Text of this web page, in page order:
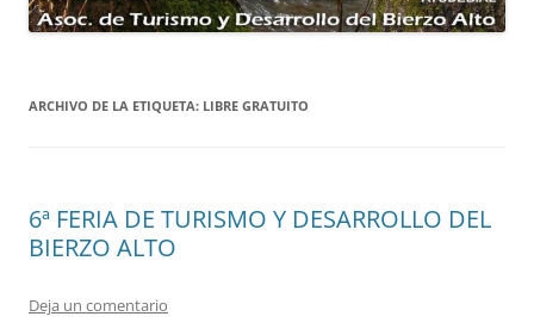
ARCHIVO DE LA ETIQUETA: LIBRE GRATUITO
6ª FERIA DE TURISMO Y DESARROLLO DEL
BIERZO ALTO
Deja un comentario